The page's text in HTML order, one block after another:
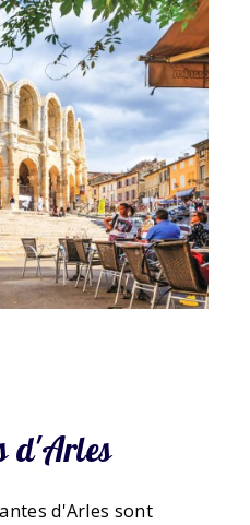
d'Arles
d'Arles sont